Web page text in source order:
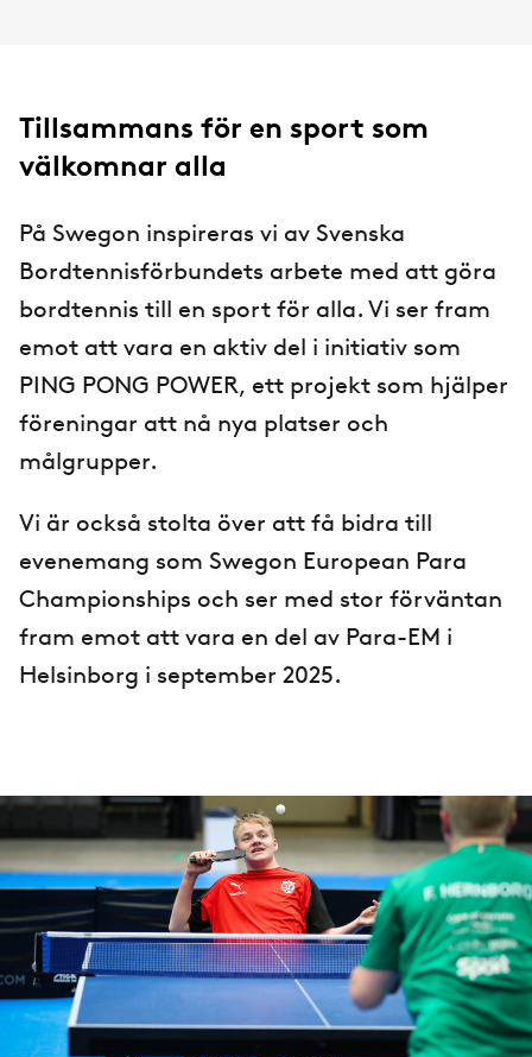
Tillsammans för en sport som
välkomnar alla
På Swegon inspireras vi av Svenska
Bordtennisförbundets arbete med att göra
bordtennis till en sport för alla. Vi ser fram
emot att vara en aktiv del i initiativ som
PING PONG POWER, ett projekt som hjälper
föreningar att nå nya platser och
målgrupper.
Vi är också stolta över att få bidra till
evenemang som Swegon European Para
Championships och ser med stor förväntan
fram emot att vara en del av Para-EM i
Helsinborg i september 2025.